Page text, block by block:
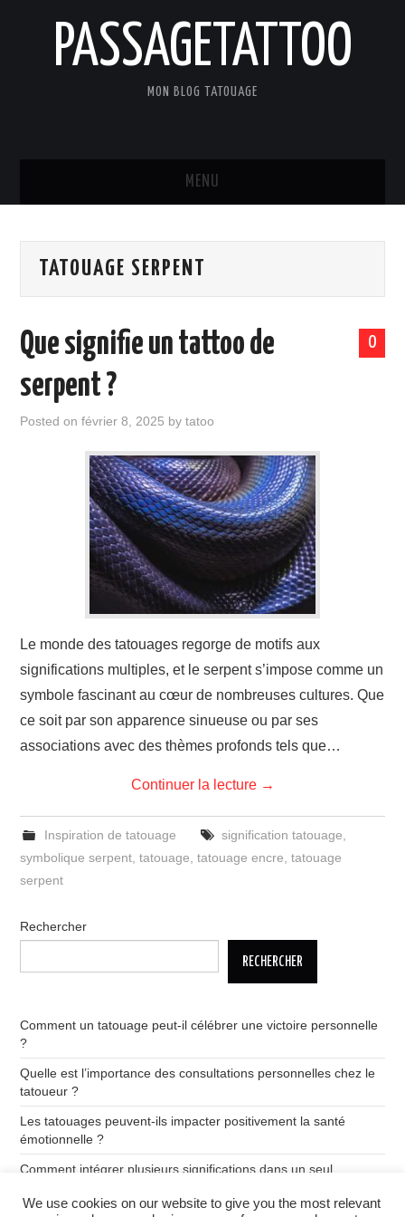
PASSAGETATTOO
MON BLOG TATOUAGE
MENU
BLOG
ART ET CULTURE
INSPIRATION
SOINS DES TATOUAGES
TATOUAGE SERPENT
0
Que signifie un tattoo de
serpent ?
Posted onfévrier 8, 2025 bytatoo
Le monde des tatouages regorge de motifs aux
significations multiples, et le serpent s’impose comme un
symbole fascinant au cœur de nombreuses cultures. Que
ce soit par son apparence sinueuse ou par ses
associations avec des thèmes profonds tels que…
Continuer la lecture →
Inspiration de tatouage signification tatouage
symbolique serpent ,tatouage ,tatouage encre ,tatouage
serpent
Rechercher
RECHERCHER
Comment un tatouage peut-il célébrer une victoire personnelle
?
Quelle est l’importance des consultations personnelles chez le
tatoueur ?
Les tatouages peuvent-ils impacter positivement la santé
émotionnelle ?
Comment intégrer plusieurs significations dans un seul
We use cookies on our website to give you the most relevant